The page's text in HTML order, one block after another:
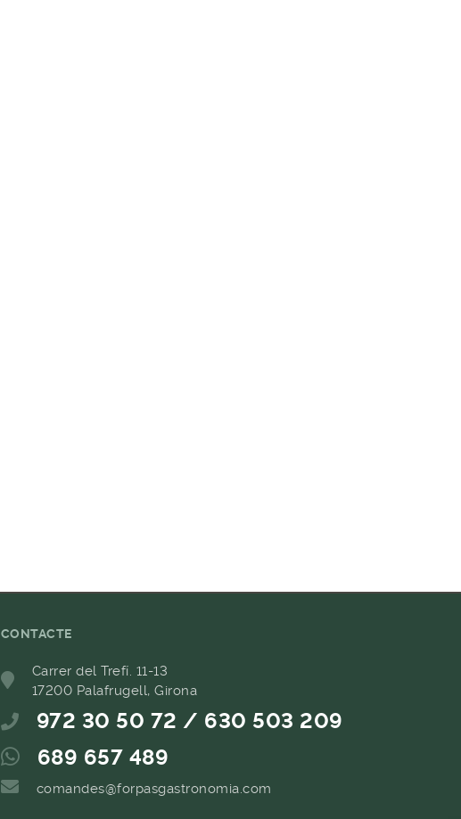
CONTACTE
Carrer del Trefí. 11-13
17200 Palafrugell, Girona
972 30 50 72 / 630 503 209
689 657 489
comandes@forpasgastronomia.com